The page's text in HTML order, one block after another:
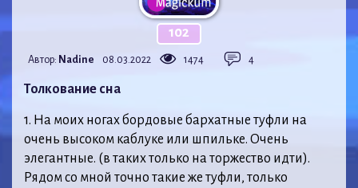
102
Автор: Nadine 08.03.2022 1474 4
Толкование сна
1. На моих ногах бордовые бархатные туфли на
очень высоком каблуке или шпильке. Очень
элегантные. (в таких только на торжество идти).
Рядом со мной точно такие же туфли, только